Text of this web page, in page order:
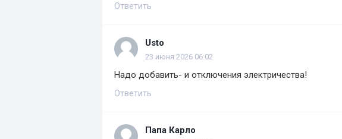
Ответить
Usto
23 июня 2026 06:02
Надо добавить- и отключения электричества!
Ответить
Папа Карло